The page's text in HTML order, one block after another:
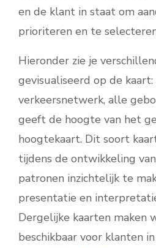
en de klant in staat om
prioriteren en te
Hieronder zie je
gevisualiseerd op de
verkeersnetwerk, alle
geeft de hoogte van het
hoogtekaart. Dit soort
tijdens de ontwikkeling
patronen inzichtelijk te
presentatie en
Dergelijke kaarten maken
beschikbaar voor klanten